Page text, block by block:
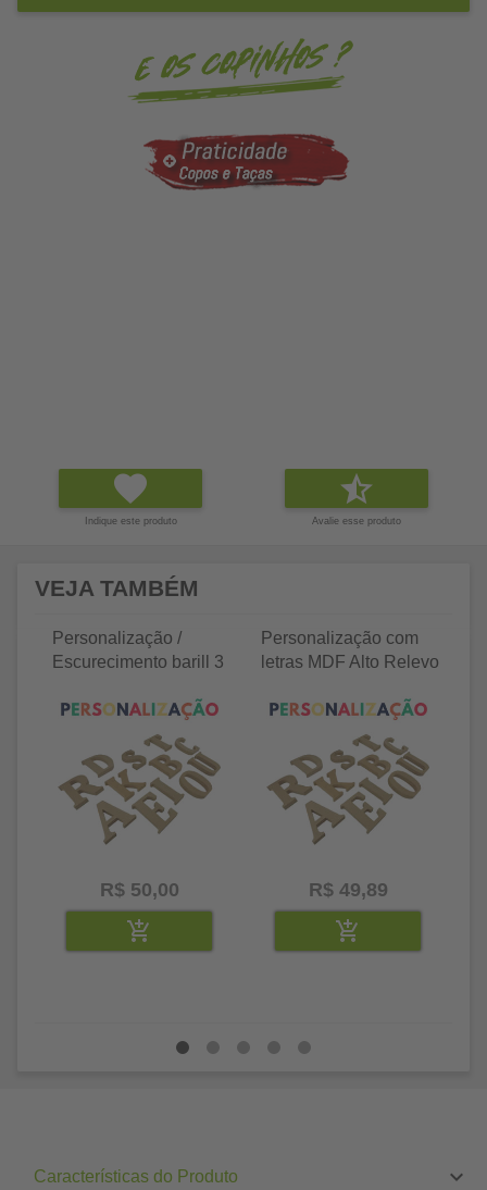
Indique este produto Avalie esse produto
VEJA TAMBÉM
Personalização /
Escurecimento barill 3
R$ 50,00
Personalização com
letras MDF Alto Relevo
R$ 49,89
Características do Produto